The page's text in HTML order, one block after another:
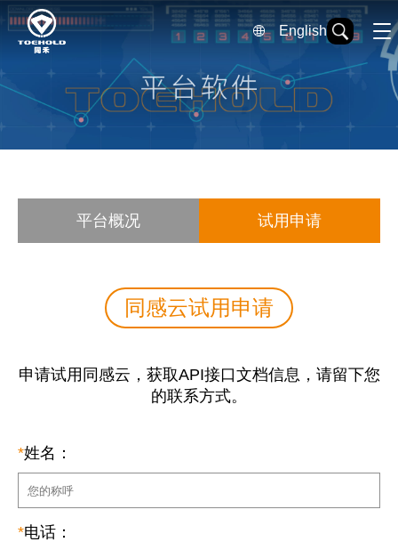
English
平台概况 试用申请
同感云试用申请
申请试用同感云，获取API接口文档信息，请留下您
的联系方式。
*姓名：
*电话：